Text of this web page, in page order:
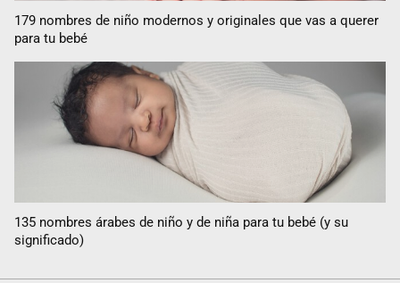
179 nombres de niño modernos y originales que vas a querer
para tu bebé
135 nombres árabes de niño y de niña para tu bebé (y su
significado)